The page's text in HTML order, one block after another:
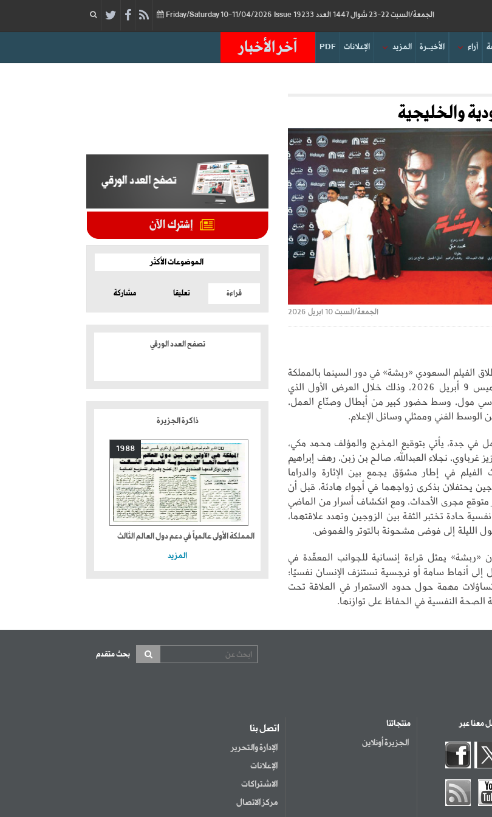
الجمعة/السبت 22-23 شوال 1447 العدد 19233 Issue
آخر الأخبار PDF الإعلانات المزيد الأخيــرة آراء
والخليجية
الجمعة/السبت 10 ابريل 2026
الفيلم السعودي «ربشة» في دور السينما بالمملكة
ودول الخليج، ابتداءً من الخميس 9 أبريل 2026، وذلك خلال العرض الأول الذي
مول، وسط حضور كبير من أبطال وصنّاع العمل،
الفني وممثلي وسائل الإعلام.
في جدة، يأتي بتوقيع المخرج والمؤلف محمد مكي،
نجلاء العبدالله، صالح بن زبن، رهف إبراهيم
الفيلم في إطار مشوّق يجمع بين الإثارة والدراما
يحتفلان بذكرى زواجهما في أجواء هادئة، قبل أن
مجرى الأحداث، ومع انكشاف أسرار من الماضي
حادة تختبر الثقة بين الزوجين وتهدد علاقتهما،
الليلة إلى فوضى مشحونة بالتوتر والغموض.
يمثل قراءة إنسانية للجوانب المعقّدة في
أنماط سامة أو نرجسية تستنزف الإنسان نفسيًا؛
مهمة حول حدود الاستمرار في العلاقة تحت
الصحة النفسية في الحفاظ على توازنها.
الموضوعات الأكثر
قراءة تعليقا مشاركة
تصفح العدد الورقي
ذاكرة الجزيرة
1988
المملكة الأولى عالمياً في دعم دول العالم الثالث
المزيد
بحث متقدم
معنا عبر منتجاتنا
الجزيرة أونلاين
اتصل بنا
الإدارة والتحرير
الإعلانات
الاشتراكات
مركز الاتصال